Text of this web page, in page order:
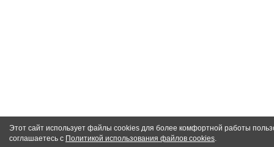
Этот сайт использует файлы cookies для более комфортной работы
соглашаетесь с Политикой использования файлов cookies